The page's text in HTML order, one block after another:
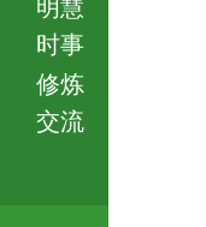
明慧
时事
修炼
交流